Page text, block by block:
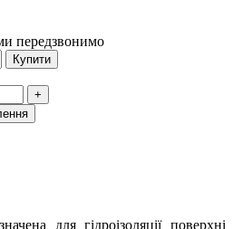
передзвонимо
Купити
+
для гідроізоляції поверхні